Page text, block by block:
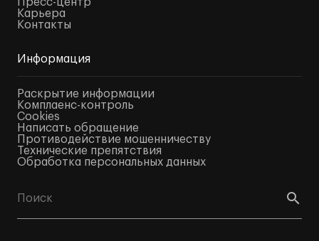
Карьера
Контакты
Информация
Раскрытие информации
Комплаенс-контроль
Cookies
Написать обращение
Противодействие мошенничеству
Технические препятствия
Обработка персональных данных